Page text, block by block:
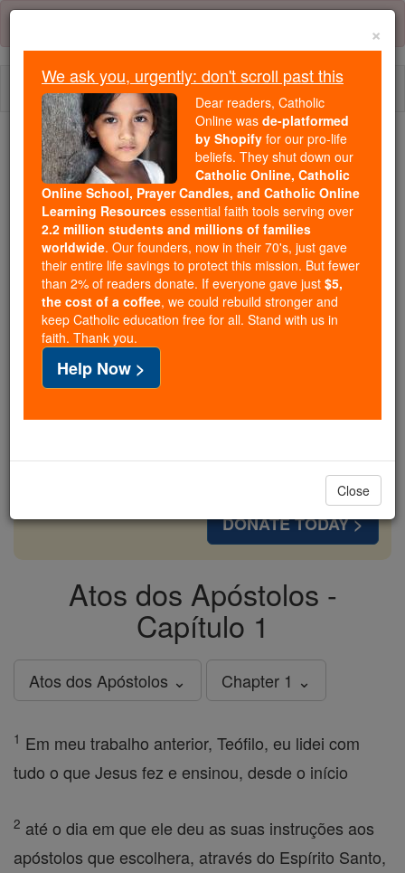
Skip
content
Because of You, 2.2 Million
Students Are Being Formed in the
Faith
Because of generous supporters like you,
Catholic Online School has already delivered
free, faithful Catholic education to over 2.2
million students across 193 countries. In an age
of noise and algorithms, you are helping form
souls with truth, prayer, Scripture, and Christ.
If everyone who reads this gave just $5 — the
free for all. Be Courageous. Be Catholic. Stand
DONATE TODAY >
Atos dos Apóstolos -
Capítulo 1
Atos dos Apóstolos ⌄ Chapter 1 ⌄
1 Em meu trabalho anterior, Teófilo, eu lidei com
tudo o que Jesus fez e ensinou, desde o início
2 até o dia em que ele deu as suas instruções aos
apóstolos que escolhera, através do Espírito Santo,
×
We ask you, urgently: don't scroll past this
Dear readers, Catholic
Online was de-platformed
by Shopify for our pro-life
beliefs. They shut down our
Catholic Online, Catholic
Online School, Prayer Candles, and Catholic Online
Learning Resources essential faith tools serving over
2.2 million students and millions of families
worldwide. Our founders, now in their 70's, just gave
their entire life savings to protect this mission. But fewer
than 2% of readers donate. If everyone gave just $5,
the cost of a coffee, we could rebuild stronger and
keep Catholic education free for all. Stand with us in
faith. Thank you.
Help Now >
Close